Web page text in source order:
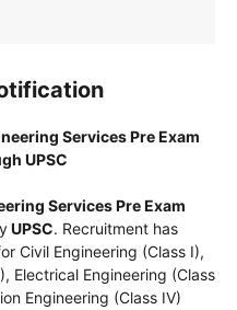
Services Pre Exam
UPSC
Services Pre Exam
UPSC. Recruitment has
Civil Engineering (Class I),
Electrical Engineering (Class
Engineering (Class IV)